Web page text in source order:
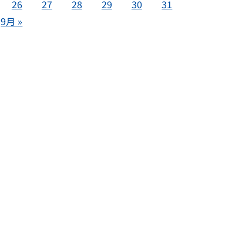
26 27 28 29 30
31
9月 »